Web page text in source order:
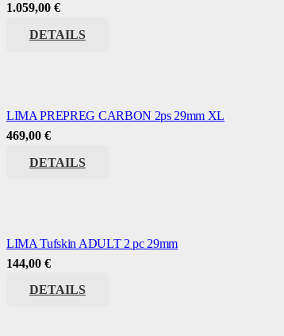
1.059,00 €
DETAILS
LIMA PREPREG CARBON 2ps 29mm XL
469,00 €
DETAILS
LIMA Tufskin ADULT 2 pc 29mm
144,00 €
DETAILS